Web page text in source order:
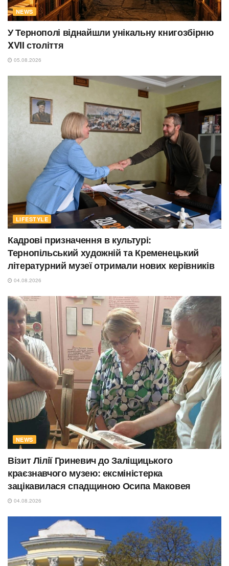
NEWS
У Тернополі віднайшли унікальну книгозбірню
XVII століття
05.08.2026
LIFESTYLE
Кадрові призначення в культурі:
Тернопільський художній та Кременецький
літературний музеї отримали нових керівників
04.08.2026
NEWS
Візит Лілії Гриневич до Заліщицького
краєзнавчого музею: ексміністерка
зацікавилася спадщиною Осипа Маковея
04.08.2026